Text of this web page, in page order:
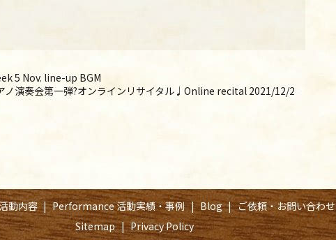
5 Nov. line-up BGM
ノ演奏会第一弾?オンラインリサイタル♩Online recital 2021/12/2
動内容 Performance 活動実績・事例 Blog ご依頼・お問い合わせ
Sitemap
Privacy Policy